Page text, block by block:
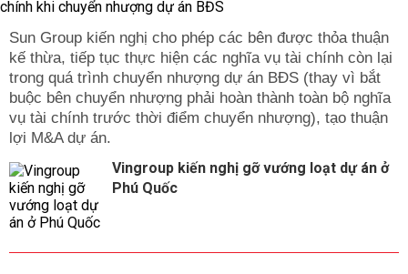
Sun Group kiến nghị cho phép các bên được thỏa thuận
kế thừa, tiếp tục thực hiện các nghĩa vụ tài chính còn lại
trong quá trình chuyển nhượng dự án BĐS (thay vì bắt
buộc bên chuyển nhượng phải hoàn thành toàn bộ nghĩa
vụ tài chính trước thời điểm chuyển nhượng), tạo thuận
lợi M&A dự án.
Vingroup kiến nghị gỡ vướng loạt dự án ở
Phú Quốc